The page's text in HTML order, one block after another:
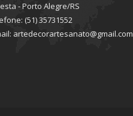
- Porto Alegre/RS
(51) 35731552
artedecorartesanato@gmail.com